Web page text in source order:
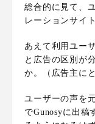
総合的に見て、
レーションサイ
あえて利用ユー
と広告の区別が
か。（広告主に
ユーザーの声を
でGunosyに出稿